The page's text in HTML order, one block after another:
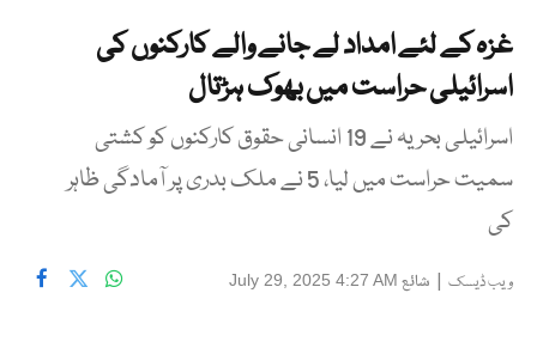
غزہ کے لئے امداد لے جانے والے کارکنوں کی
اسرائیلی حراست میں بھوک ہڑتال
اسرائیلی بحریہ نے 19 انسانی حقوق کارکنوں کو کشتی
سمیت حراست میں لیا، 5 نے ملک بدری پر آمادگی ظاہر
کی
ویب ڈیسک | شائع July 29, 2025 4:27 AM